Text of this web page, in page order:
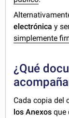
electrónica y
simplemente
¿Qué
Cada copia del
los Anexos que